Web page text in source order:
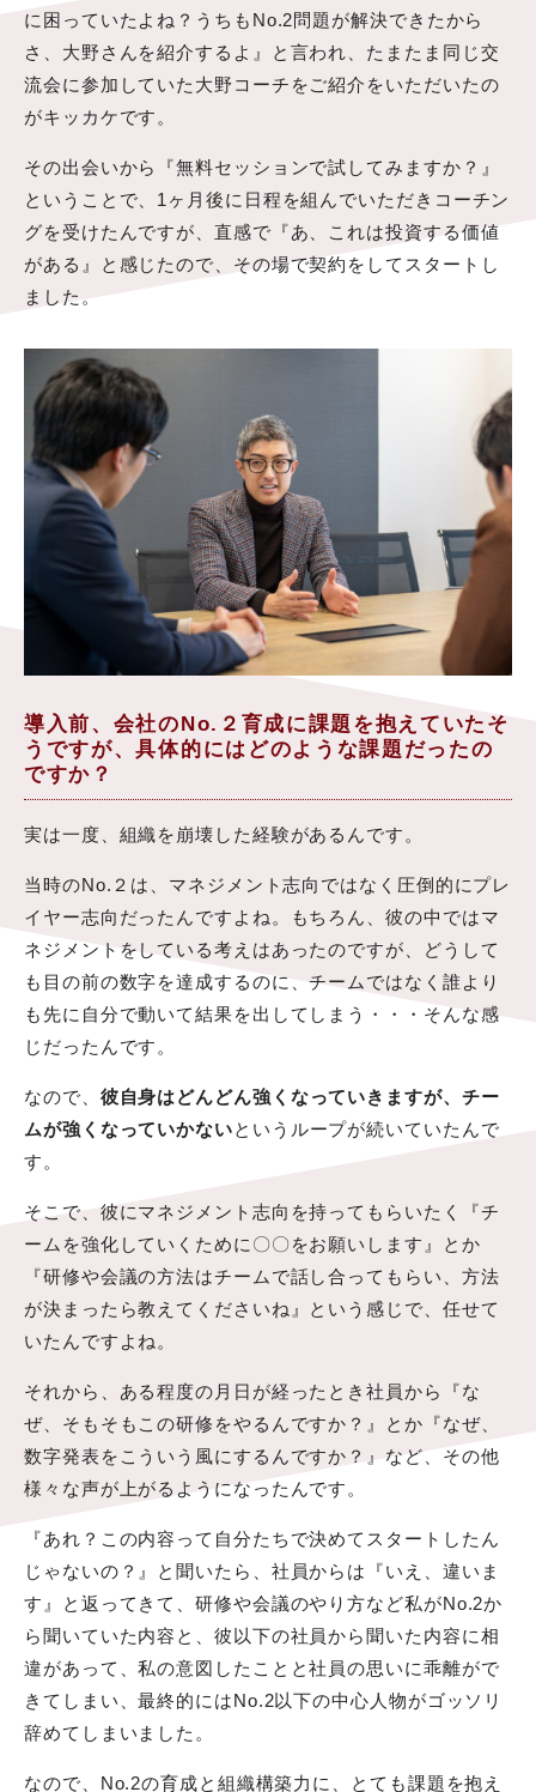
に困っていたよね？うちもNo.2問題が解決できたから
さ、大野さんを紹介するよ』と言われ、たまたま同じ交
流会に参加していた大野コーチをご紹介をいただいたの
がキッカケです。
その出会いから『無料セッションで試してみますか？』
ということで、1ヶ月後に日程を組んでいただきコーチン
グを受けたんですが、直感で『あ、これは投資する価値
がある』と感じたので、その場で契約をしてスタートし
ました。
導入前、会社のNo.２育成に課題を抱えていたそ
うですが、具体的にはどのような課題だったの
ですか？
実は一度、組織を崩壊した経験があるんです。
当時のNo.２は、マネジメント志向ではなく圧倒的にプレ
イヤー志向だったんですよね。もちろん、彼の中ではマ
ネジメントをしている考えはあったのですが、どうして
も目の前の数字を達成するのに、チームではなく誰より
も先に自分で動いて結果を出してしまう・・・そんな感
じだったんです。
なので、 彼自身はどんどん強くなっていきますが、チー
ムが強くなっていかないというループが続いていたんで
す。
そこで、彼にマネジメント志向を持ってもらいたく『チ
ームを強化していくために〇〇をお願いします』とか
『研修や会議の方法はチームで話し合ってもらい、方法
が決まったら教えてくださいね』という感じで、任せて
いたんですよね。
それから、ある程度の月日が経ったとき社員から『な
ぜ、そもそもこの研修をやるんですか？』とか『なぜ、
数字発表をこういう風にするんですか？』など、その他
様々な声が上がるようになったんです。
『あれ？この内容って自分たちで決めてスタートしたん
じゃないの？』と聞いたら、社員からは『いえ、違いま
す』と返ってきて、研修や会議のやり方など私がNo.2か
ら聞いていた内容と、彼以下の社員から聞いた内容に相
違があって、私の意図したことと社員の思いに乖離がで
きてしまい、最終的にはNo.2以下の中心人物がゴッソリ
辞めてしまいました。
なので、No.2の育成と組織構築力に、とても課題を抱え